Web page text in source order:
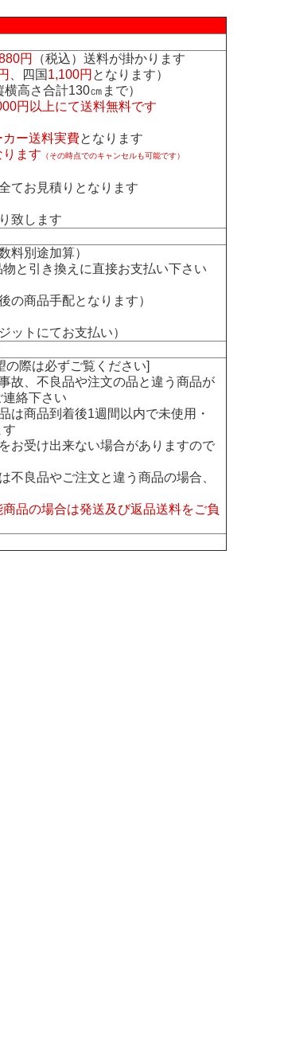
円
（税込）送料が掛かります
、四国 1,100円 となります）
高さ合計130㎝まで）
円以上にて送料無料です
カー送料実費となります
ます （その時点でのキャンセルも可能です）
てお見積りとなります
致します
料別途加算）
と引き換えに直接お支払い下さい
の商品手配となります）
ットにてお支払い）
は必ずご覧ください]
故、不良品や注文の品と違う商品が
絡下さい
は商品到着後1週間以内で未使用・
お受け出来ない場合がありますので
不良品やご注文と違う商品の場合、
商品の場合は発送及び返品送料をご負